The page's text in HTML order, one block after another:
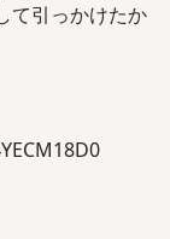
て引っかけたか